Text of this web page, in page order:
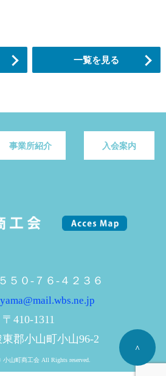
一覧を見る
事業所紹介 入会案内
５０-７６-４２３６
〒410-1311
郡小山町小山96-2
^
山町商工会 All Rights reserved.